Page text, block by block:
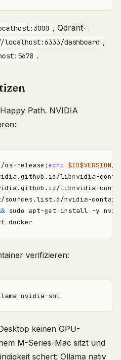
, Qdrant-
dashboard ,
.
Path. NVIDIA
release ;echo
libnvidia-
libnvidia-
verifizieren:
keinen GPU-
M-Series-Mac sitzt und
schert: Ollama nativ